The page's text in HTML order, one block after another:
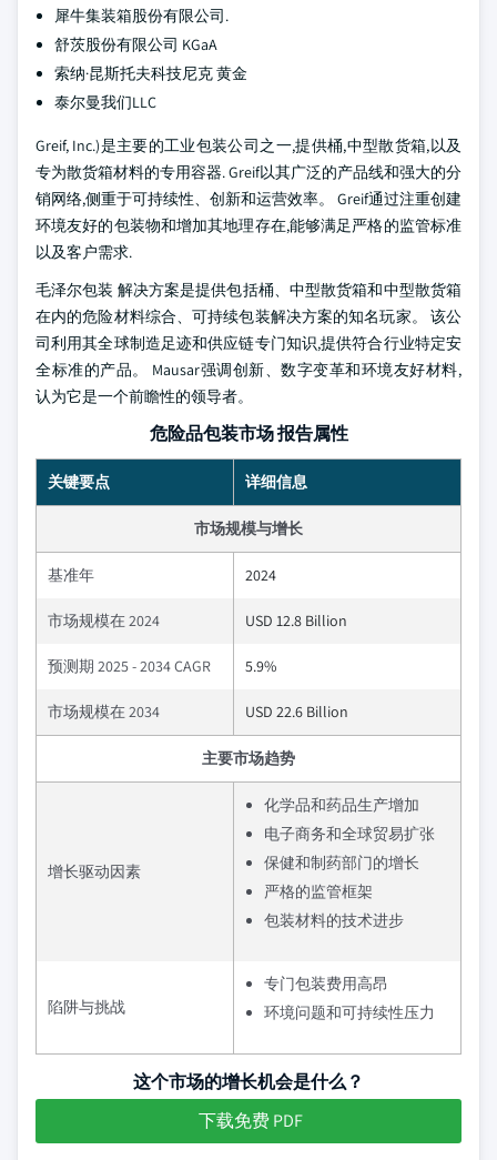
犀牛集装箱股份有限公司.
舒茨股份有限公司 KGaA
索纳·昆斯托夫科技尼克 黄金
泰尔曼我们LLC
Greif, Inc.)是主要的工业包装公司之一,提供桶,中型散货箱,以及
专为散货箱材料的专用容器. Greif以其广泛的产品线和强大的分
销网络,侧重于可持续性、创新和运营效率。 Greif通过注重创建
环境友好的包装物和增加其地理存在,能够满足严格的监管标准
以及客户需求.
毛泽尔包装 解决方案是提供包括桶、中型散货箱和中型散货箱
在内的危险材料综合、可持续包装解决方案的知名玩家。 该公
司利用其全球制造足迹和供应链专门知识,提供符合行业特定安
全标准的产品。 Mausar强调创新、数字变革和环境友好材料,
认为它是一个前瞻性的领导者。
危险品包装市场 报告属性
关键要点 详细信息
市场规模与增长
基准年 2024
市场规模在 2024 USD 12.8 Billion
预测期 2025 - 2034 CAGR 5.9%
市场规模在 2034 USD 22.6 Billion
主要市场趋势
增长驱动因素
化学品和药品生产增加
电子商务和全球贸易扩张
保健和制药部门的增长
严格的监管框架
包装材料的技术进步
陷阱与挑战
专门包装费用高昂
环境问题和可持续性压力
这个市场的增长机会是什么？
下载免费 PDF